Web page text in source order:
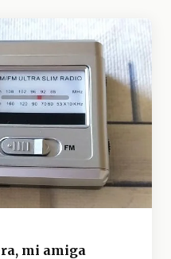
mi amiga